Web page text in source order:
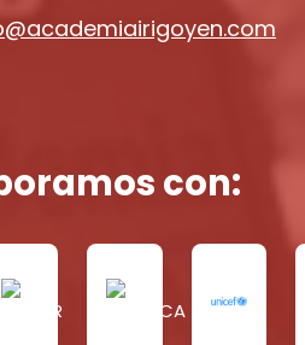
con: